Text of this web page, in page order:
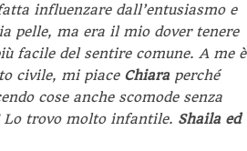
influenzare dall’entusiasmo e
pelle, ma era il mio dover tenere
facile del sentire comune. A me è
civile, mi piace Chiaraperché
cose anche scomode senza
Lo trovo molto infantile. Shaila ed